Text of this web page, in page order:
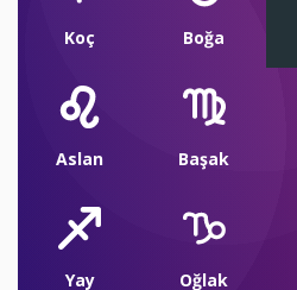
Koç Boğa
Aslan Başak
Yay Oğlak